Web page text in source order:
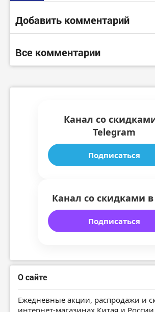
Добавить комментарий
Все комментарии
Канал со
Telegram
Подписаться
Канал со скидками в
Подписаться
О сайте
Ежедневные акции, распродажи и
интернет-магазинах Китая и России.